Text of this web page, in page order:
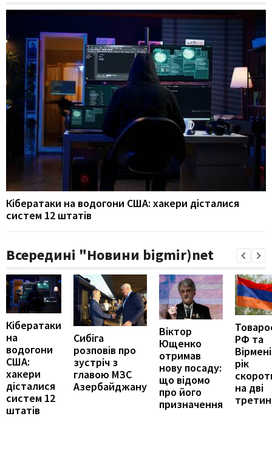
Кібератаки на водогони США: хакери дісталися
систем 12 штатів
Всередині "Новини bigmir)net
Кібератаки
на
водогони
США:
хакери
дісталися
систем 12
штатів
Сибіга
розповів про
зустріч з
главою МЗС
Азербайджану
Віктор
Ющенко
отримав
нову посаду:
що відомо
про його
призначення
РФ та
рік
на дві